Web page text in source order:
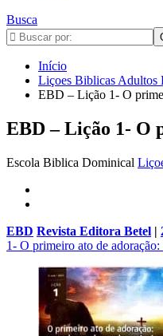
Busca
Início
Liçoes Biblicas Adultos
EBD – Lição 1- O
EBD – Lição 1- O
Escola Biblica Dominical
EBD Revista Editora Betel |
1- O primeiro ato de